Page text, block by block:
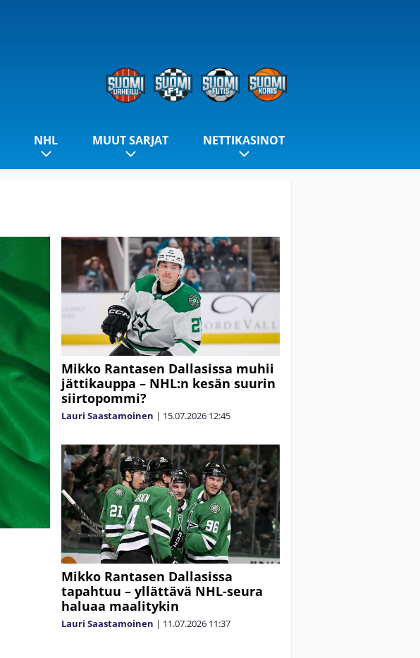
NHL MUUT SARJAT NETTIKASINOT
Mikko Rantasen Dallasissa muhii
jättikauppa – NHL:n kesän suurin
siirtopommi?
Lauri Saastamoinen | 15.07.2026 12:45
Mikko Rantasen Dallasissa
tapahtuu – yllättävä NHL-seura
haluaa maalitykin
Lauri Saastamoinen | 11.07.2026 11:37